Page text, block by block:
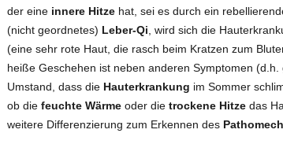
der eine innere Hitze hat, sei es durch ein
(nicht geordnetes) Leber-Qi, wird sich die
(eine sehr rote Haut, die rasch beim Kratzen zum
heiße Geschehen ist neben anderen Symptomen
Umstand, dass die Hauterkrankung im Sommer
ob diefeuchte Wärme oder dietrockene Hitze das
weitere Differenzierung zum Erkennen des